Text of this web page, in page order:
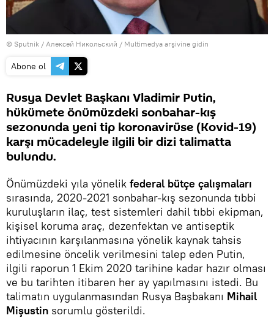
© Sputnik / Алексей Никольский / Multimedya arşivine gidin
Abone ol
Rusya Devlet Başkanı Vladimir Putin,
hükümete önümüzdeki sonbahar-kış
sezonunda yeni tip koronavirüse (Kovid-19)
karşı mücadeleyle ilgili bir dizi talimatta
bulundu.
Önümüzdeki yıla yönelik federal bütçe çalışmaları
sırasında, 2020-2021 sonbahar-kış sezonunda tıbbi
kuruluşların ilaç, test sistemleri dahil tıbbi ekipman,
kişisel koruma araç, dezenfektan ve antiseptik
ihtiyacının karşılanmasına yönelik kaynak tahsis
edilmesine öncelik verilmesini talep eden Putin,
ilgili raporun 1 Ekim 2020 tarihine kadar hazır olması
ve bu tarihten itibaren her ay yapılmasını istedi. Bu
talimatın uygulanmasından Rusya Başbakanı Mihail
Mişustin sorumlu gösterildi.